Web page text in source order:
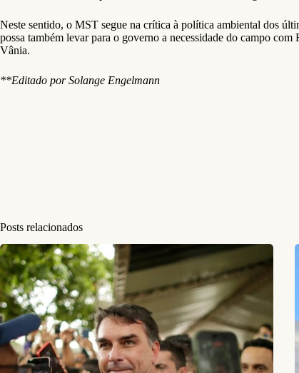
Neste sentido, o MST segue na crítica à política ambiental dos
possa também levar para o governo a necessidade do campo
Vânia.
**Editado por Solange Engelmann
Posts relacionados